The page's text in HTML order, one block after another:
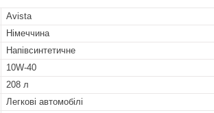
Avista
Німеччина
Напівсинтетичне
10W-40
208 л
Легкові автомобілі